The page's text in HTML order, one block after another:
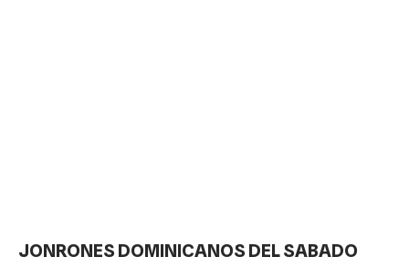
JONRONES DOMINICANOS DEL SABADO